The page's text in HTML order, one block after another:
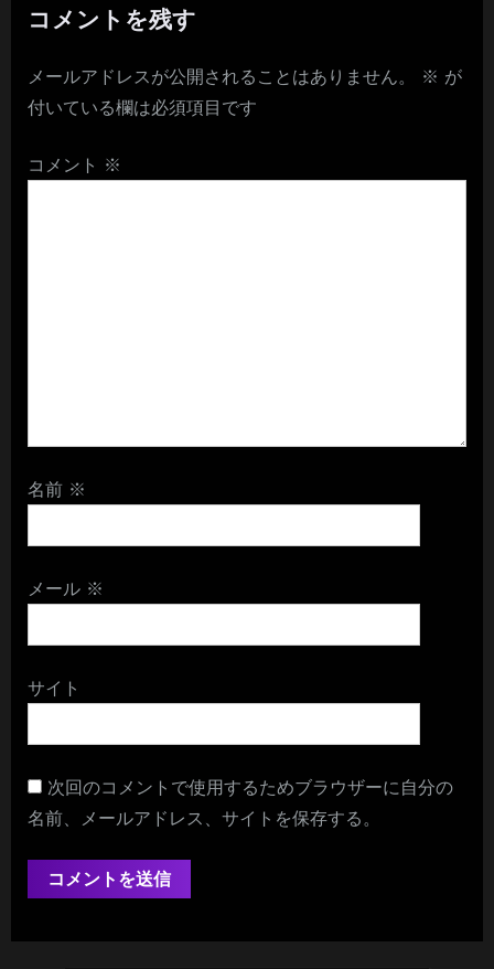
コメントを残す
メールアドレスが公開されることはありません。 ※ が
付いている欄は必須項目です
コメント ※
名前 ※
メール ※
サイト
次回のコメントで使用するためブラウザーに自分の
名前、メールアドレス、サイトを保存する。